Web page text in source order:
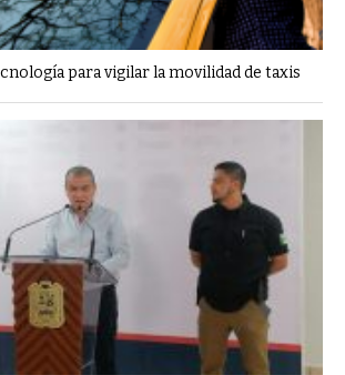
para vigilar la movilidad de taxis